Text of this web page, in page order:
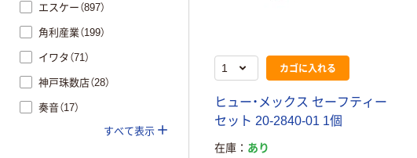
カゴに入れる
ヒュー・メックス セーフティー
セット 20-2840-01 1個
在庫
あり
エスケー（897）
角利産業（199）
イワタ（71）
神戸珠数店（28）
奏音（17）
すべて表示